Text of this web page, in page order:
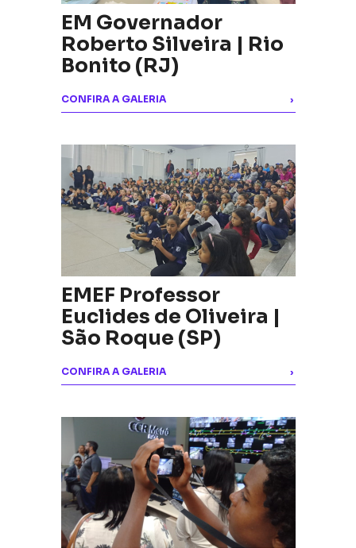
EM Governador
Roberto Silveira | Rio
Bonito (RJ)
CONFIRA A GALERIA ›
EMEF Professor
Euclides de Oliveira |
São Roque (SP)
CONFIRA A GALERIA ›